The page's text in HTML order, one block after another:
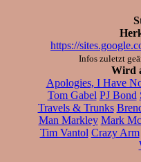
https://
Infos zuletzt
Wird
Apologies, I Have
Tom Gabel PJ Bond
Travels & Trunks
Man Markley Mark
Tim Vantol Crazy Arm